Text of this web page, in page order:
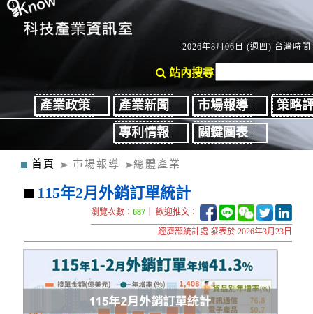
2026年8月06日 (週四) 台灣時間
站內搜尋
產業政策 產業新聞 市場報導
策略
專利情報
關鍵圖表
首頁 市場報導 總體產業
115年2月外銷訂單統計
瀏覽次數：687 ｜ 歡迎推文：
經濟部統計處 發表於 2026年3月23日